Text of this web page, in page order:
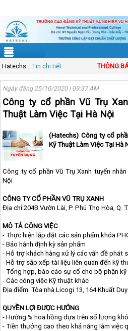
Hatechs ::Tin chi tiết THÔNG
Ngày đăng 25/10/2020 | 09:37 AM
Công ty cổ phần Vũ Trụ
Thuật Làm Việc Tại Hà Nội
(Hatechs) Công ty cổ
Kỹ Thuật Làm Việc Tại Hà
Công ty cổ phần Vũ Trụ Xanh tuyển
Nội
CÔNG TY CỔ PHẦN VŨ TRỤ XANH
Địa chỉ:204B Vườn Lài, P. Phú Thọ Hòa, Q.
MÔ TẢ CÔNG VIỆC
- Thực hiện lắp đặt các sản phẩm khóa
- Bảo hành định kỳ sản phẩm
- Hỗ trợ khách hàng xử lý các vấn đề phát
- Hỗ trợ sắp xếp tài liệu liên quan đến kỹ
- Tổng hợp, báo cáo sự cố cho bộ phận
- Các công việc Kỹ thuật khác
Địa điểm: Tòa nhà Licogi 13, 164 Khuất
QUYỀN LỢI ĐƯỢC HƯỞNG
- Hưởng % hoa hồng dựa trên số lượng
- Tiền thưởng cao theo khả năng làm việc